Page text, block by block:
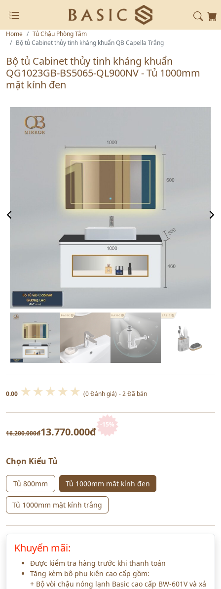
Home
Tủ Chậu Phòng Tắm
Bộ tủ Cabinet thủy tinh kháng khuẩn QB Capella Trắng
Bộ tủ Cabinet thủy tinh kháng khuẩn
QG1023GB-BS5065-QL900NV - Tủ 1000mm
mặt kính đen
0.00 ★★★★★ (0 Đánh giá) - 2 Đã bán
Chọn Kiểu Tủ
Tủ 800mm Tủ 1000mm mặt kính đen
Tủ 1000mm mặt kính trắng
16.200.000đ13.770.000đ
-15%
Khuyến mãi:
Được kiểm tra hàng trước khi thanh toán
Tặng kèm bộ phụ kiện cao cấp gồm:
+ Bộ vòi chậu nóng lạnh Basic cao cấp BW-601V và xả